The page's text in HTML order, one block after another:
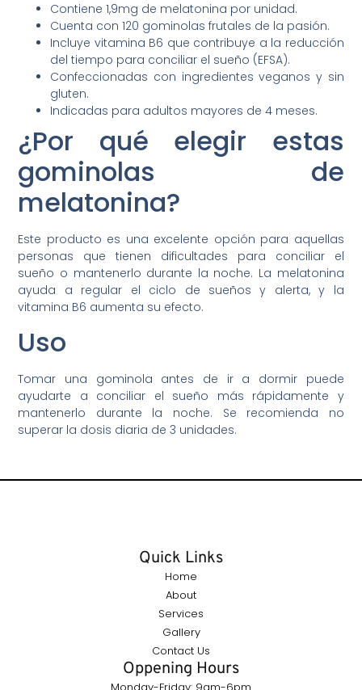
Contiene 1,9mg de melatonina por unidad.
Cuenta con 120 gominolas frutales de la pasión.
Incluye vitamina B6 que contribuye a la reducción
del tiempo para conciliar el sueño (EFSA).
Confeccionadas con ingredientes veganos y sin
gluten.
Indicadas para adultos mayores de 4 meses.
¿Por qué elegir estas
gominolas de
melatonina?
Este producto es una excelente opción para aquellas
personas que tienen dificultades para conciliar el
sueño o mantenerlo durante la noche. La melatonina
ayuda a regular el ciclo de sueños y alerta, y la
vitamina B6 aumenta su efecto.
Uso
Tomar una gominola antes de ir a dormir puede
ayudarte a conciliar el sueño más rápidamente y
mantenerlo durante la noche. Se recomienda no
superar la dosis diaria de 3 unidades.
Quick Links
Home
About
Services
Gallery
Contact Us
Oppening Hours
Monday-Friday: 9am-6pm